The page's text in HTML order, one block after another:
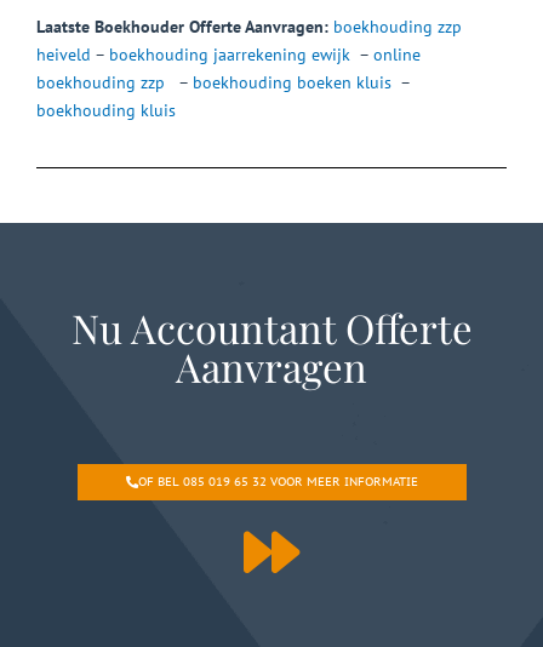
Laatste Boekhouder Offerte Aanvragen: boekhouding zzp
heiveld – boekhouding jaarrekening ewijk – online
boekhouding zzp
– boekhouding boeken kluis –
boekhouding kluis
Nu Accountant Offerte
Aanvragen
OF BEL 085 019 65 32 VOOR MEER INFORMATIE